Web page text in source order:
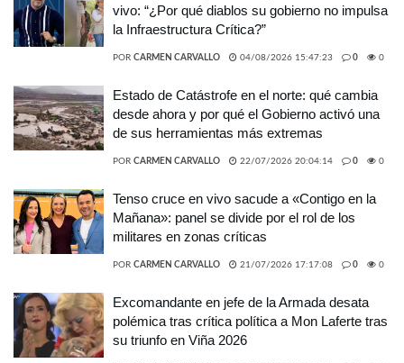
vivo: “¿Por qué diablos su gobierno no impulsa
la Infraestructura Crítica?”
POR CARMEN CARVALLO 04/08/2026 15:47:23 0 0
Estado de Catástrofe en el norte: qué cambia
desde ahora y por qué el Gobierno activó una
de sus herramientas más extremas
POR CARMEN CARVALLO 22/07/2026 20:04:14 0 0
Tenso cruce en vivo sacude a «Contigo en la
Mañana»: panel se divide por el rol de los
militares en zonas críticas
POR CARMEN CARVALLO 21/07/2026 17:17:08 0 0
Excomandante en jefe de la Armada desata
polémica tras crítica política a Mon Laferte tras
su triunfo en Viña 2026